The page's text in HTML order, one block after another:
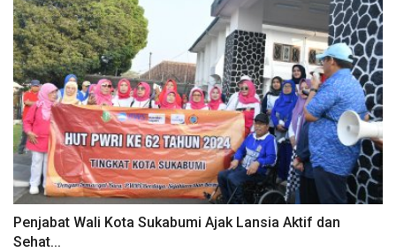
Penjabat Wali Kota Sukabumi Ajak Lansia Aktif dan
Sehat...